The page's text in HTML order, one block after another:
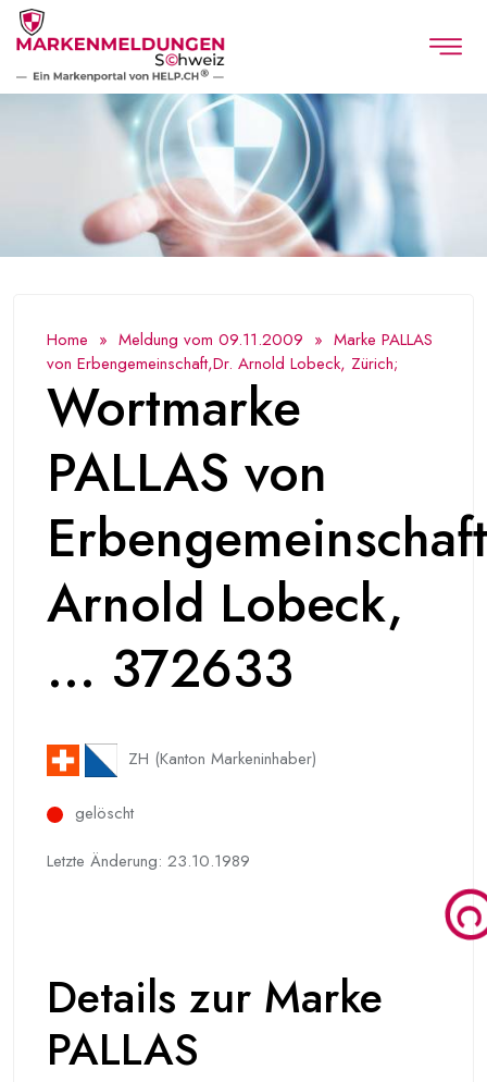
Home » Meldung vom 09.11.2009 » Marke PALLAS
von Erbengemeinschaft,Dr. Arnold Lobeck, Zürich;
Wortmarke
PALLAS von
Arnold Lobeck,
... 372633
ZH (Kanton Markeninhaber)
gelöscht
Letzte Änderung: 23.10.1989
Details zur Marke
PALLAS